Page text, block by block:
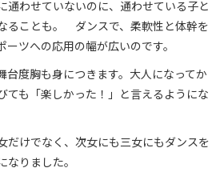
通わせていないのに、通わせている子と
ることも。 ダンスで、柔軟性と体幹を
ツへの応用の幅が広いのです。
台度胸も身につきます。大人になってか
ても「楽しかった！」と言えるようにな
だけでなく、次女にも三女にもダンスを
りました。